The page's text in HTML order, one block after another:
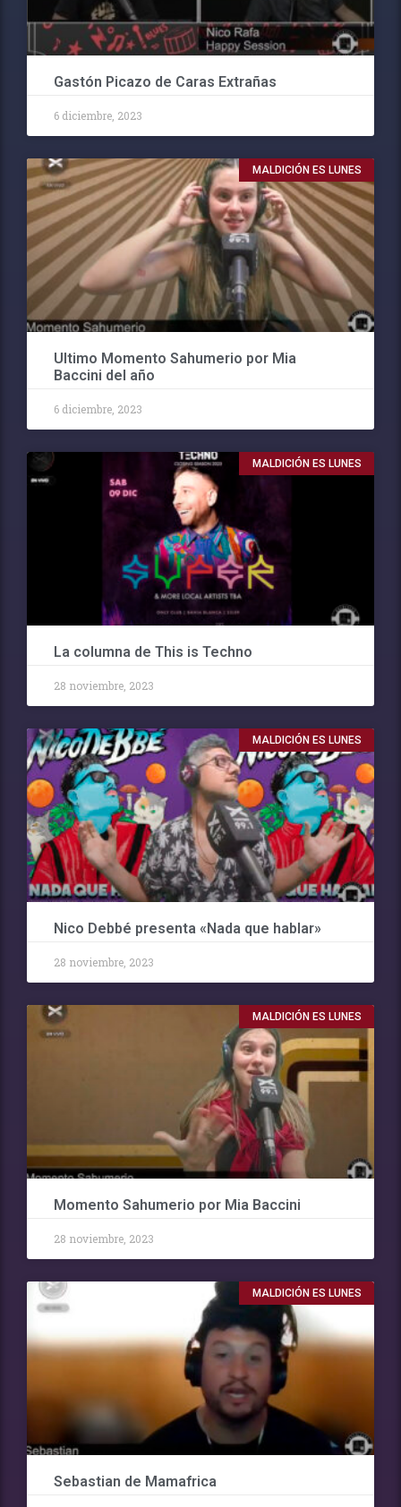
Gastón Picazo de Caras Extrañas
6 diciembre, 2023
MALDICIÓN ES LUNES
Ultimo Momento Sahumerio por Mia
Baccini del año
6 diciembre, 2023
MALDICIÓN ES LUNES
La columna de This is Techno
28 noviembre, 2023
MALDICIÓN ES LUNES
Nico Debbé presenta «Nada que hablar»
28 noviembre, 2023
MALDICIÓN ES LUNES
Momento Sahumerio por Mia Baccini
28 noviembre, 2023
MALDICIÓN ES LUNES
Sebastian de Mamafrica